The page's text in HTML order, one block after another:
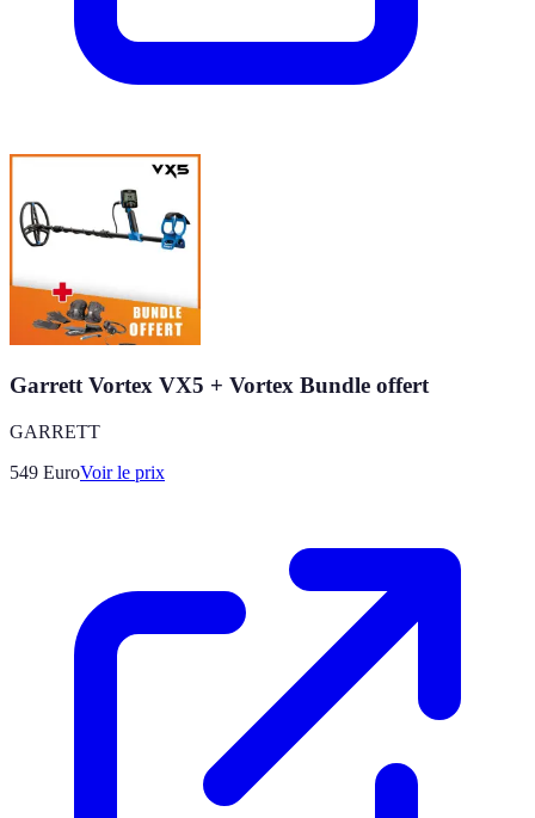
Garrett Vortex VX5 + Vortex Bundle offert
GARRETT
549 EuroVoir le prix